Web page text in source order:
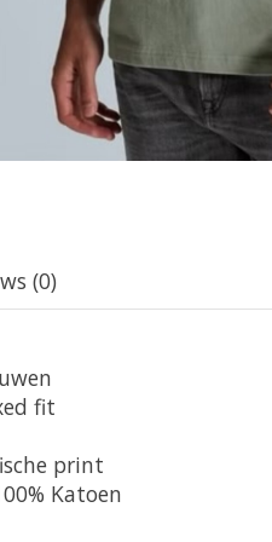
(0)
fit
print
Katoen